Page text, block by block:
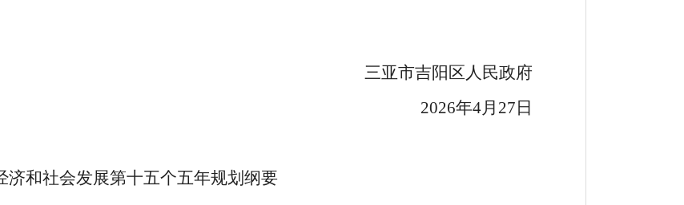
三亚市吉阳区人民政府
年4月 27 日
济和社会发展第十五个五年规划纲要